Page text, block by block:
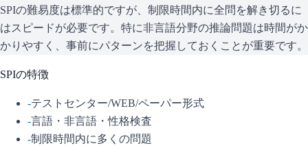
SPIの難易度は標準的ですが、制限時間内に全問を解き切るに
はスピードが必要です。特に非言語分野の推論問題は時間がか
かりやすく、事前にパターンを把握しておくことが重要です。
SPIの特徴
-テストセンター/WEB/ペーパー形式
-言語・非言語・性格検査
-制限時間内に多くの問題